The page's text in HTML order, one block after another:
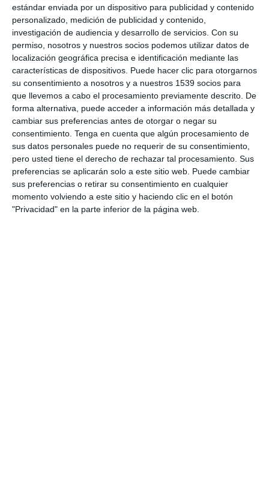
estándar enviada por un dispositivo para publicidad y contenido
personalizado, medición de publicidad y contenido,
investigación de audiencia y desarrollo de servicios. Con su
permiso, nosotros y nuestros socios podemos utilizar datos de
localización geográfica precisa e identificación mediante las
características de dispositivos. Puede hacer clic para otorgarnos
su consentimiento a nosotros y a nuestros 1539 socios para
que llevemos a cabo el procesamiento previamente descrito. De
forma alternativa, puede acceder a información más detallada y
cambiar sus preferencias antes de otorgar o negar su
consentimiento. Tenga en cuenta que algún procesamiento de
sus datos personales puede no requerir de su consentimiento,
pero usted tiene el derecho de rechazar tal procesamiento. Sus
preferencias se aplicarán solo a este sitio web. Puede cambiar
sus preferencias o retirar su consentimiento en cualquier
momento volviendo a este sitio y haciendo clic en el botón
"Privacidad" en la parte inferior de la página web.